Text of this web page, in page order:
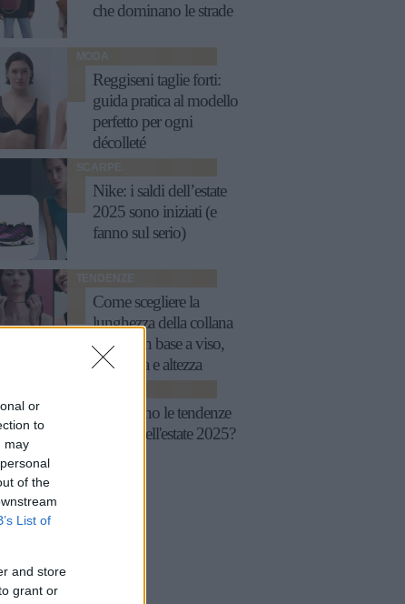
or
to
may
of the
List of
and store
grant or
che dominano le strade
MODA
Reggiseni taglie forti:
guida pratica al modello
perfetto per ogni
décolleté
SCARPE
Nike: i saldi dell’estate
2025 sono iniziati (e
fanno sul serio)
TENDENZE
Come scegliere la
lunghezza della collana
perfetta in base a viso,
scollatura e altezza
Quali sono le tendenze
beauty dell'estate 2025?